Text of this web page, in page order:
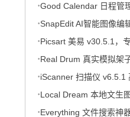
·Good Calendar 日程管
会员
·SnapEdit AI智能图像编
·Picsart 美易 v30.5.1，
锁高级版
·Real Drum 真实模拟架
·iScanner 扫描仪 v6.5.1
·Local Dream 本地文生
·Everything 文件搜索神